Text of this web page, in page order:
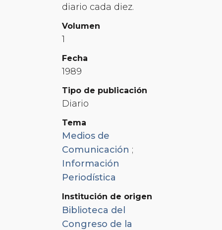
diario cada diez.
Volumen
1
Fecha
1989
Tipo de publicación
Diario
Tema
Medios de
Comunicación ;
Información
Periodística
Institución de origen
Biblioteca del
Congreso de la